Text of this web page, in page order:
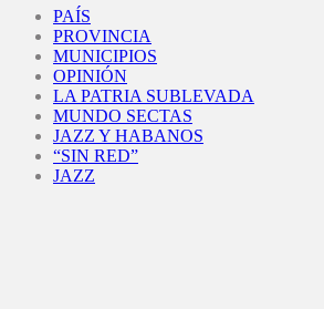
PAÍS
PROVINCIA
MUNICIPIOS
OPINIÓN
LA PATRIA SUBLEVADA
MUNDO SECTAS
JAZZ Y HABANOS
“SIN RED”
JAZZ